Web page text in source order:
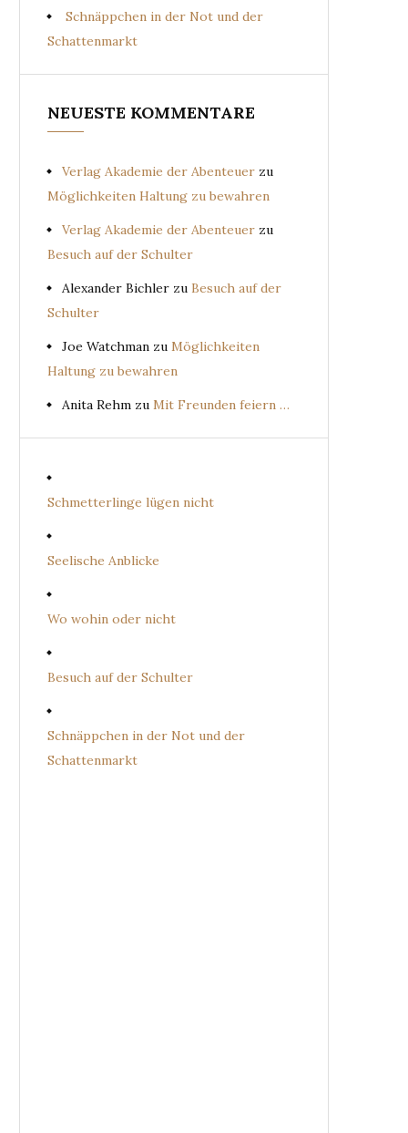
Schnäppchen in der Not und der
Schattenmarkt
NEUESTE KOMMENTARE
Verlag Akademie der Abenteuer zu
Möglichkeiten Haltung zu bewahren
Verlag Akademie der Abenteuer zu
Besuch auf der Schulter
Alexander Bichler zu Besuch auf der
Schulter
Joe Watchman zu Möglichkeiten
Haltung zu bewahren
Anita Rehm zu Mit Freunden feiern …
Schmetterlinge lügen nicht
Seelische Anblicke
Wo wohin oder nicht
Besuch auf der Schulter
Schnäppchen in der Not und der
Schattenmarkt